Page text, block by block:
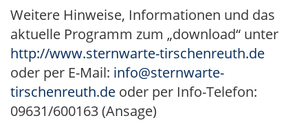
Weitere Hinweise, Informationen und das
aktuelle Programm zum „download“ unter
http://www.sternwarte-tirschenreuth.de
oder per E-Mail: info@sternwarte-
tirschenreuth.de oder per Info-Telefon:
09631/600163 (Ansage)